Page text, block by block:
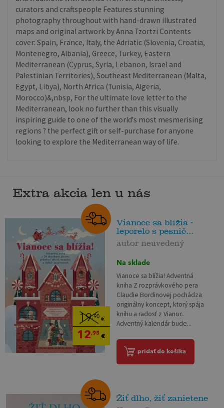
curators and craftspeople Features stunning
photography throughout with hand-drawn illustrated
maps and original artwork by Anna Tzortzi Contents
cover: Spain, France, Italy, the Adriatic (Slovenia, Croatia,
Montenegro, Albania), Greece, Turkey, Eastern
Mediterranean (Cyprus, Syria, Lebanon, Israel and
Palestinian Territories), Southeast Mediterranean (Malta,
Egypt, Libya), North Africa (Tunisia, Algeria,
Morocco)&,nbsp, For the ultimate love letter to the
Mediterranean, look no further than this visually
inspiring guide to one of the world's most mesmerising
regions ? the perfect gift or self-purchase for anyone
looking to explore the Mediterranean way of life.
Extra akcia len u nás
19,90€
12,95€
Vianoce sa blížia -
leporelo s pesnič...
autor neuvedený
Na sklade
Vianoce sa blížia! Adventná
kniha Z rozprávkového pera
Claudie Bordinovej pochádza
originálny koncept, ktorý spája
knihu a radosť z Vianoc.
Adventný kalendár bude...
pridať do košíka
Žiť dlho, žiť zanietene